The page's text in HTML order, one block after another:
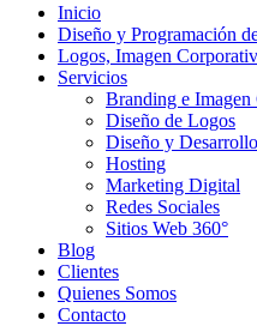
Inicio
Diseño y Programación
Logos, Imagen
Servicios
Branding e Imagen
Diseño de Logos
Diseño y
Hosting
Marketing Digital
Redes Sociales
Sitios Web 360°
Blog
Clientes
Quienes Somos
Contacto